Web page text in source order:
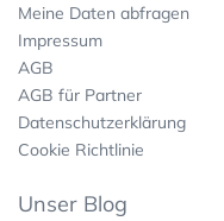
Meine Daten abfragen
Impressum
AGB
AGB für Partner
Datenschutzerklärung
Cookie Richtlinie
Unser Blog